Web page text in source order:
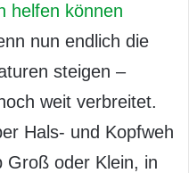
helfen können
nun endlich die
steigen –
weit verbreitet.
Hals- und Kopfweh
Groß oder Klein, in